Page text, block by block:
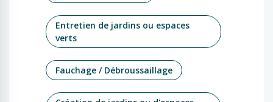
Entretien de jardins ou espaces
verts
Fauchage / Débroussaillage